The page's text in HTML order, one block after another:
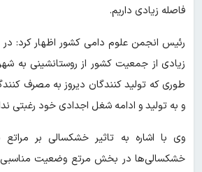
فاصله زیادی داریم.
رئیس انجمن علوم دامی کشور اظهار کرد:
زیادی از جمعیت کشور از روستانشینی به
طوری که تولید کنندگان دیروز به مصرف
و به تولید و ادامه شغل اجدادی خود رغبتی
وی با اشاره به تاثیر خشکسالی بر
خشکسالی‌ها در بخش مرتع وضعیت مناسبی